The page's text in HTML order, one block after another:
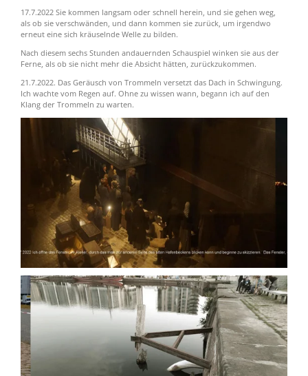
17.7.2022 Sie kommen langsam oder schnell herein, und sie gehen weg,
als ob sie verschwänden, und dann kommen sie zurück, um irgendwo
erneut eine sich kräuselnde Welle zu bilden.
Nach diesem sechs Stunden andauernden Schauspiel winken sie aus der
Ferne, als ob sie nicht mehr die Absicht hätten, zurückzukommen.
21.7.2022. Das Geräusch von Trommeln versetzt das Dach in Schwingung.
Ich wachte vom Regen auf. Ohne zu wissen wann, begann ich auf den
Klang der Trommeln zu warten.